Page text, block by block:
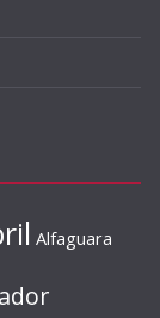
Alfaguara